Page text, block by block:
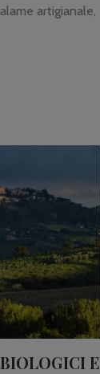
artigianale,
E